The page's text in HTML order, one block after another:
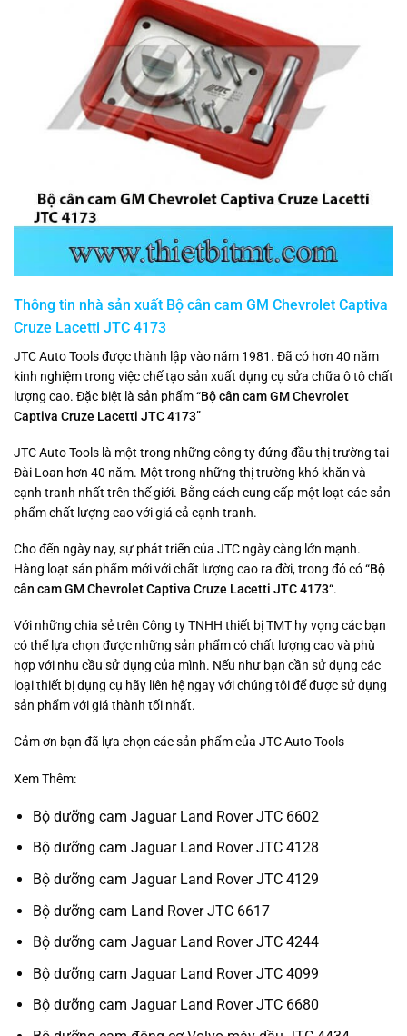
Thông tin nhà sản xuất Bộ cân cam GM Chevrolet Captiva
Cruze Lacetti JTC 4173
JTC Auto Tools được thành lập vào năm 1981. Đã có hơn 40 năm
kinh nghiệm trong việc chế tạo sản xuất dụng cụ sửa chữa ô tô chất
lượng cao. Đặc biệt là sản phẩm “Bộ cân cam GM Chevrolet
Captiva Cruze Lacetti JTC 4173”
JTC Auto Tools là một trong những công ty đứng đầu thị trường tại
Đài Loan hơn 40 năm. Một trong những thị trường khó khăn và
cạnh tranh nhất trên thế giới. Bằng cách cung cấp một loạt các sản
phẩm chất lượng cao với giá cả cạnh tranh.
Cho đến ngày nay, sự phát triển của JTC ngày càng lớn mạnh.
Hàng loạt sản phẩm mới với chất lượng cao ra đời, trong đó có “Bộ
cân cam GM Chevrolet Captiva Cruze Lacetti JTC 4173“.
Với những chia sẻ trên Công ty TNHH thiết bị TMT hy vọng các bạn
có thể lựa chọn được những sản phẩm có chất lượng cao và phù
hợp với nhu cầu sử dụng của mình. Nếu như bạn cần sử dụng các
loại thiết bị dụng cụ hãy liên hệ ngay với chúng tôi để được sử dụng
sản phẩm với giá thành tối nhất.
Cảm ơn bạn đã lựa chọn các sản phẩm của JTC Auto Tools
Xem Thêm:
Bộ dưỡng cam Jaguar Land Rover JTC 6602
Bộ dưỡng cam Jaguar Land Rover JTC 4128
Bộ dưỡng cam Jaguar Land Rover JTC 4129
Bộ dưỡng cam Land Rover JTC 6617
Bộ dưỡng cam Jaguar Land Rover JTC 4244
Bộ dưỡng cam Jaguar Land Rover JTC 4099
Bộ dưỡng cam Jaguar Land Rover JTC 6680